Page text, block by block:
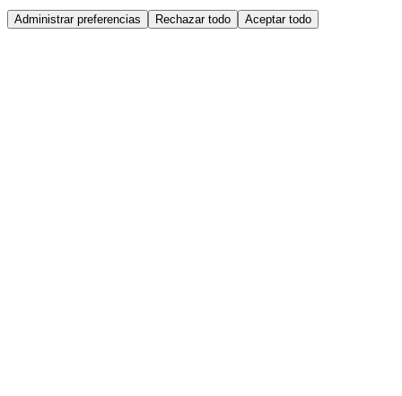
Administrar preferencias Rechazar todo Aceptar todo